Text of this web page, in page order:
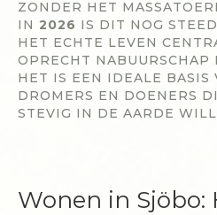
ZONDER HET
IN 2026 IS DIT NOG
HET ECHTE LEVEN
OPRECHT NABUURSCHAP
HET IS EEN IDEALE BASIS
DROMERS EN DOENERS
STEVIG IN DE AARDE
Wonen in Sjöbo: